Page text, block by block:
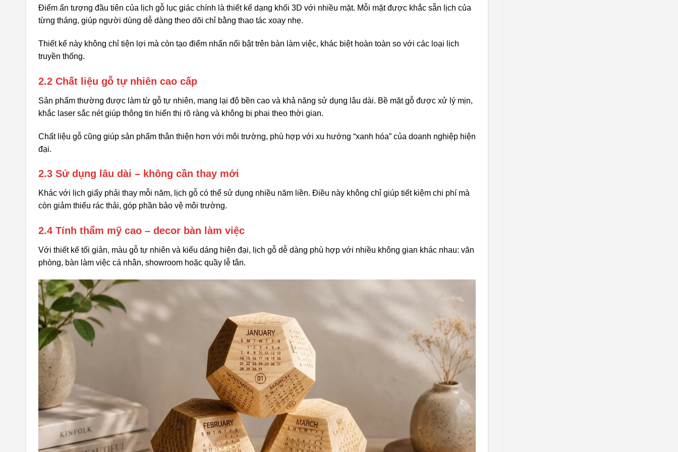
Điểm ấn tượng đầu tiên của lịch gỗ lục giác chính là thiết kế dạng khối 3D với nhiều mặt. Mỗi mặt được khắc sẵn lịch của
từng tháng, giúp người dùng dễ dàng theo dõi chỉ bằng thao tác xoay nhẹ.
Thiết kế này không chỉ tiện lợi mà còn tạo điểm nhấn nổi bật trên bàn làm việc, khác biệt hoàn toàn so với các loại lịch
truyền thống.
2.2 Chất liệu gỗ tự nhiên cao cấp
Sản phẩm thường được làm từ gỗ tự nhiên, mang lại độ bền cao và khả năng sử dụng lâu dài. Bề mặt gỗ được xử lý mịn,
khắc laser sắc nét giúp thông tin hiển thị rõ ràng và không bị phai theo thời gian.
Chất liệu gỗ cũng giúp sản phẩm thân thiện hơn với môi trường, phù hợp với xu hướng “xanh hóa” của doanh nghiệp hiện
đại.
2.3 Sử dụng lâu dài – không cần thay mới
Khác với lịch giấy phải thay mỗi năm, lịch gỗ có thể sử dụng nhiều năm liền. Điều này không chỉ giúp tiết kiệm chi phí mà
còn giảm thiểu rác thải, góp phần bảo vệ môi trường.
2.4 Tính thẩm mỹ cao – decor bàn làm việc
Với thiết kế tối giản, màu gỗ tự nhiên và kiểu dáng hiện đại, lịch gỗ dễ dàng phù hợp với nhiều không gian khác nhau: văn
phòng, bàn làm việc cá nhân, showroom hoặc quầy lễ tân.